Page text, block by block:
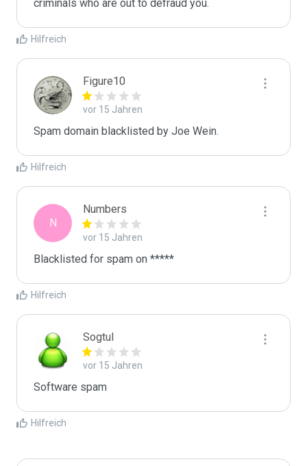
criminals who are out to defraud you.
Hilfreich
Figure10
vor 15 Jahren
Spam domain blacklisted by Joe Wein.
Hilfreich
N
Numbers
vor 15 Jahren
Blacklisted for spam on *****
Hilfreich
Sogtul
vor 15 Jahren
Software spam
Hilfreich